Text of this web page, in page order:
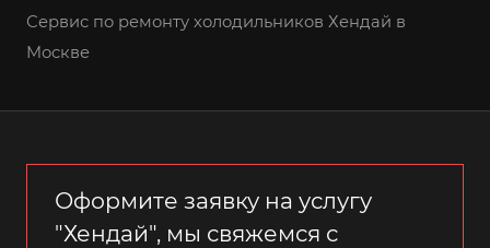
Сервис по ремонту холодильников Хендай в
Москве
Оформите заявку на услугу
"Хендай", мы свяжемся с